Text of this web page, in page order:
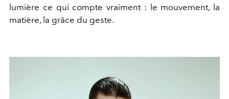
lumière ce qui compte vraiment : le mouvement, la
matière, la grâce du geste.